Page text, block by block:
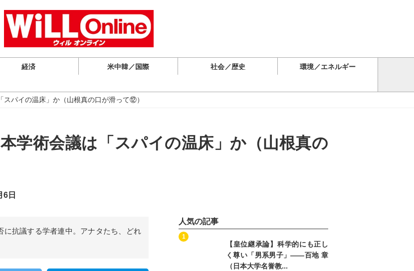
経済 米中韓／国際 社会／歴史 環境／エネルギー
スパイの温床」か（山根真の口が滑って⑫）
学術会議は「スパイの温床」か（山根真の
6日
に抗議する学者連中。アナタたち、どれ
人気の記事
【皇位継承論】科学的にも正し
く尊い「男系男子」――百地 章
（日本大学名誉教...
1